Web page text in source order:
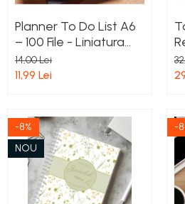
Planner To Do List A6
– 100 File - Liniatura
Dictando, Tematica
Citrice, Lipire Premium
14,00 Lei
11,99 Lei
-8%
NOU
-